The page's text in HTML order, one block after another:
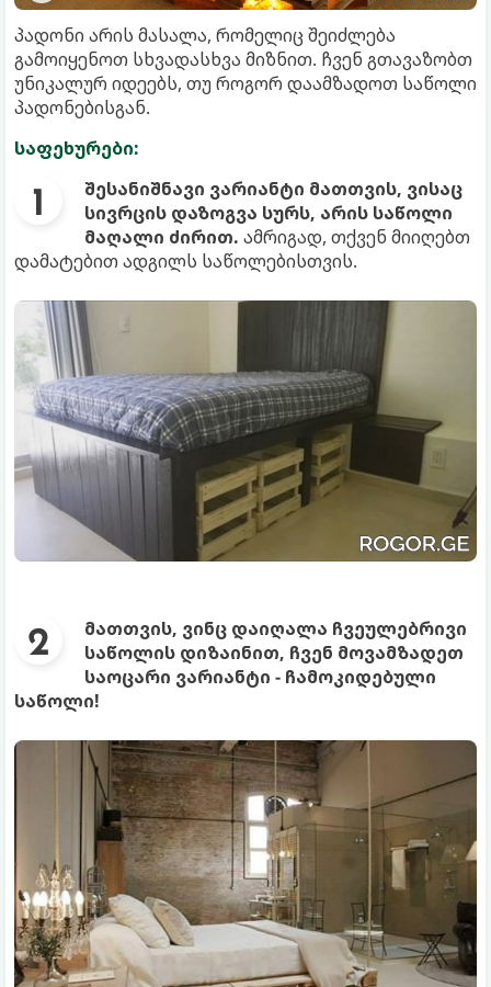
პადონი არის მასალა, რომელიც შეიძლება
გამოიყენოთ სხვადასხვა მიზნით. ჩვენ გთავაზობთ
უნიკალურ იდეებს, თუ როგორ დაამზადოთ საწოლი
პადონებისგან.
საფეხურები:
შესანიშნავი ვარიანტი მათთვის, ვისაც
სივრცის დაზოგვა სურს, არის საწოლი
მაღალი ძირით. ამრიგად, თქვენ მიიღებთ
დამატებით ადგილს საწოლებისთვის.
მათთვის, ვინც დაიღალა ჩვეულებრივი
საწოლის დიზაინით, ჩვენ მოვამზადეთ
საოცარი ვარიანტი - ჩამოკიდებული
საწოლი!